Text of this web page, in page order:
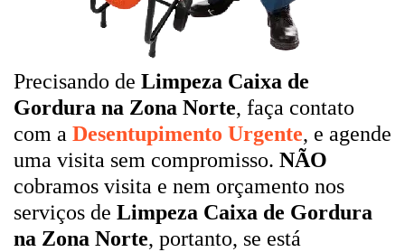
Precisando de Limpeza Caixa de
Gordura na Zona Norte, faça contato
com a Desentupimento Urgente, e agende
uma visita sem compromisso. NÃO
cobramos visita e nem orçamento nos
serviços de Limpeza Caixa de Gordura
na Zona Norte, portanto, se está